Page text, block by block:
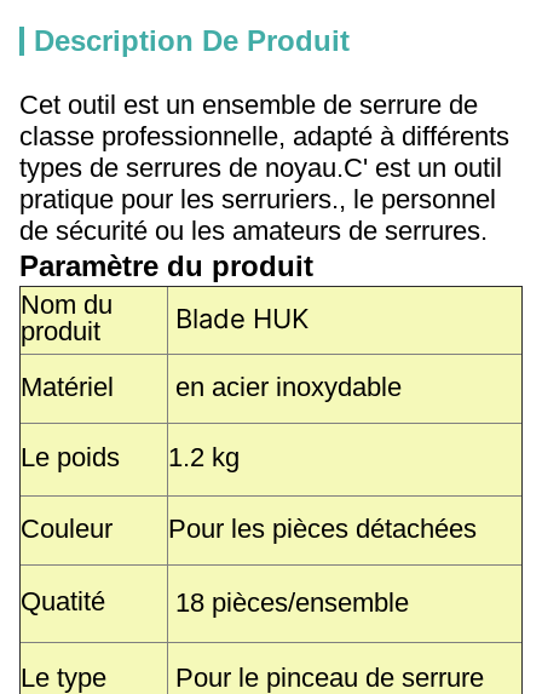
Description De Produit
Cet outil est un ensemble de serrure de
classe professionnelle, adapté à différents
types de serrures de noyau.C' est un outil
pratique pour les serruriers., le personnel
de sécurité ou les amateurs de serrures.
Paramètre du produit
Nom du
produit
Blade HUK
Matériel en acier inoxydable
Le poids 1.2 kg
Couleur Pour les pièces détachées
Quatité 18 pièces/ensemble
Le type Pour le pinceau de serrure